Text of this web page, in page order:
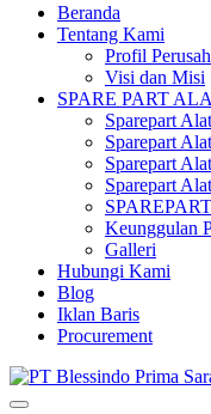
Beranda
Tentang Kami
Profil
Visi dan Misi
SPARE PART
Sparepart
Sparepart
Sparepart
Sparepart
Keunggulan
Galleri
Hubungi Kami
Blog
Iklan Baris
Procurement